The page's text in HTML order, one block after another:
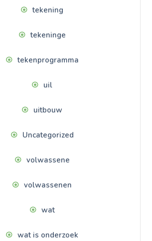
tekening
tekeninge
tekenprogramma
uil
uitbouw
Uncategorized
volwassene
volwassenen
wat
wat is onderzoek